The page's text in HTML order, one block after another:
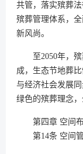
共管，落实殡葬
殡葬管理体系，
新风尚。
至2050年，
成，生态节地葬
与经济社会发展
绿色的殡葬理念，
第四章 空间
第14条 空间